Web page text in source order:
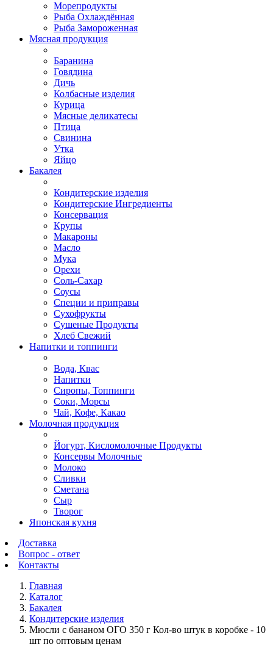
Морепродукты
Рыба Охлаждённая
Рыба Замороженная
Мясная продукция
Баранина
Говядина
Дичь
Колбасные изделия
Курица
Мясные деликатесы
Птица
Свинина
Утка
Яйцо
Бакалея
Кондитерские изделия
Кондитерские Ингредиенты
Консервация
Крупы
Макароны
Масло
Мука
Орехи
Соль-Сахар
Соусы
Специи и приправы
Сухофрукты
Сушеные Продукты
Хлеб Свежий
Напитки и топпинги
Вода, Квас
Напитки
Сиропы, Топпинги
Соки, Морсы
Чай, Кофе, Какао
Молочная продукция
Йогурт, Кисломолочные Продукты
Консервы Молочные
Молоко
Сливки
Сметана
Сыр
Творог
Японская кухня
Доставка
Вопрос - ответ
Контакты
Главная
Каталог
Бакалея
Кондитерские изделия
Мюсли с бананом ОГО 350 г Кол-во штук в коробке - 10
шт по оптовым ценам